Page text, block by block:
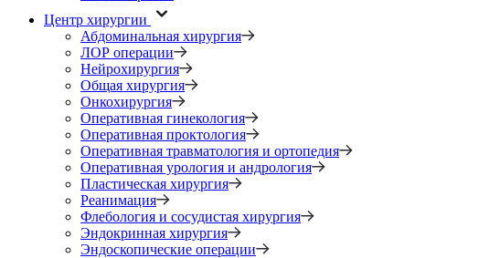
Центр хирургии
Абдоминальная хирургия
ЛОР операции
Нейрохирургия
Общая хирургия
Онкохирургия
Оперативная гинекология
Оперативная проктология
Оперативная травматология и ортопедия
Оперативная урология и андрология
Пластическая хирургия
Реанимация
Флебология и сосудистая хирургия
Эндокринная хирургия
Эндоскопические операции